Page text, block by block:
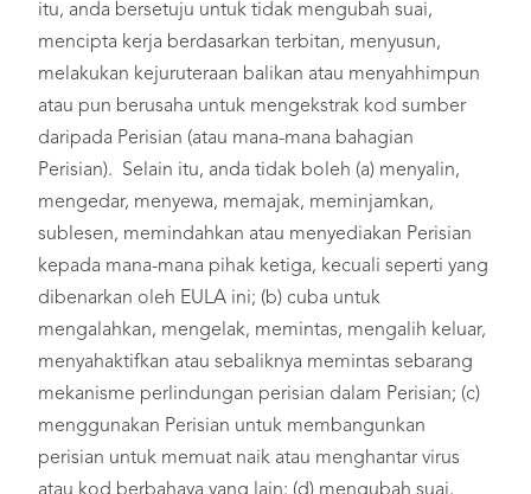
itu, anda bersetuju untuk tidak mengubah suai,
mencipta kerja berdasarkan terbitan, menyusun,
melakukan kejuruteraan balikan atau menyahhimpun
atau pun berusaha untuk mengekstrak kod sumber
daripada Perisian (atau mana-mana bahagian
Perisian). Selain itu, anda tidak boleh (a) menyalin,
mengedar, menyewa, memajak, meminjamkan,
sublesen, memindahkan atau menyediakan Perisian
kepada mana-mana pihak ketiga, kecuali seperti yang
dibenarkan oleh EULA ini; (b) cuba untuk
mengalahkan, mengelak, memintas, mengalih keluar,
menyahaktifkan atau sebaliknya memintas sebarang
mekanisme perlindungan perisian dalam Perisian; (c)
menggunakan Perisian untuk membangunkan
perisian untuk memuat naik atau menghantar virus